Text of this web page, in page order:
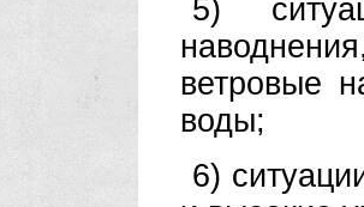
5)
ветровые
воды;
6)